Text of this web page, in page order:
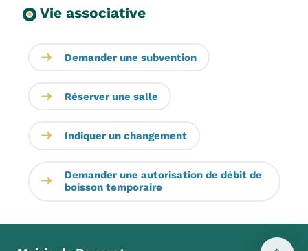
Vie associative
Demander une subvention
Réserver une salle
Indiquer un changement
Demander une autorisation de débit de
boisson temporaire